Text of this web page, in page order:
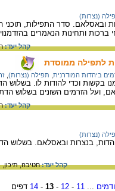
(נצרות)
ובאסלאם. סדר התפילות,
ותחינות הנאמרים
קהל יעד:
לתפילה ממוסדת
ביהדות המודרנית תפילה (נצרות)
בקשות וכדי להודות לו. בשלוש
ועל הזרמים השונים בשלוש
קהל יעד:
(נצרות)
בנצרות ובאסלאם. בשלוש
קהל יעד:חטיבה,תיכון,
...
11
-
12
-
13
-
14 דפים